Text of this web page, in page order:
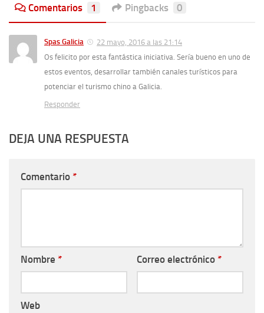
Comentarios 1 Pingbacks 0
Spas Galicia
22 mayo, 2016 a las 21:14
Os felicito por esta fantástica iniciativa. Sería bueno en uno de
estos eventos, desarrollar también canales turísticos para
potenciar el turismo chino a Galicia.
Responder
DEJA UNA RESPUESTA
Comentario *
Nombre * Correo electrónico *
Web